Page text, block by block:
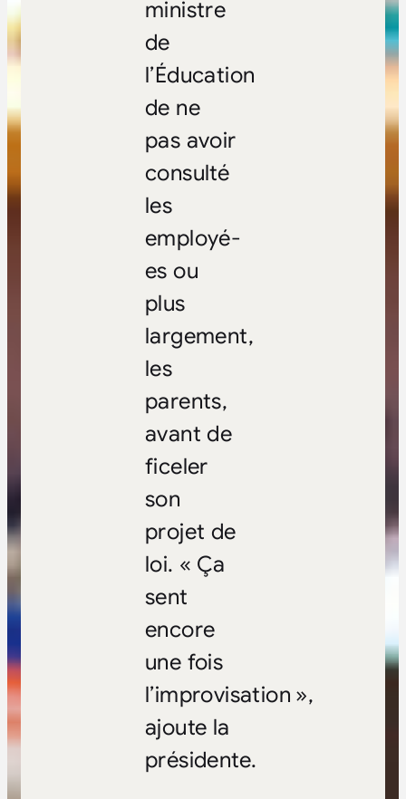
ministre
de
l’Éducation
de ne
pas avoir
consulté
les
employé-
es ou
plus
largement,
les
parents,
avant de
ficeler
son
projet de
loi. « Ça
sent
encore
une fois
l’improvisation »,
ajoute la
présidente.